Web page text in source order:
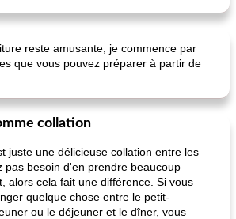
reste amusante, je commence par
que vous pouvez préparer à partir de
collation
juste une délicieuse collation entre les
pas besoin d'en prendre beaucoup
alors cela fait une différence. Si vous
quelque chose entre le petit-
ou le déjeuner et le dîner, vous